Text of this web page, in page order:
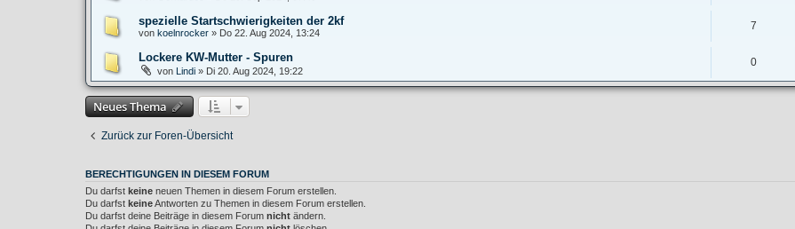
spezielle Startschwierigkeiten der 2kf
von koelnrocker » Do 22. Aug 2024, 13:24
7
Lockere KW-Mutter - Spuren
von Lindi » Di 20. Aug 2024, 19:22
0
Neues Thema
Zurück zur Foren-Übersicht
BERECHTIGUNGEN IN DIESEM FORUM
Du darfst keine neuen Themen in diesem Forum erstellen.
Du darfst keineAntworten zu Themen in diesem Forum erstellen.
Du darfst deine Beiträge in diesem Forum nicht ändern.